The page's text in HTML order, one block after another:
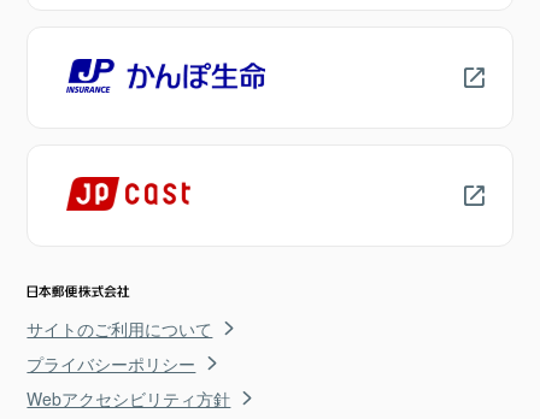
サイトのご利用について
プライバシーポリシー
Webアクセシビリティ方針